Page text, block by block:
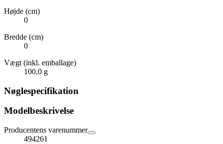
Højde (cm)
0
Bredde (cm)
0
Vægt (inkl. emballage)
100,0 g
Nøglespecifikation
Modelbeskrivelse
Producentens varenummer
494261